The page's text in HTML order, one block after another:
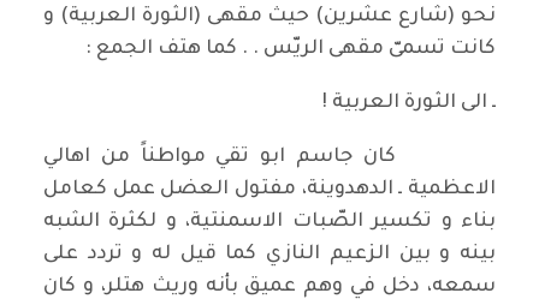
نحو (شارع عشرين) حيث مقهى (الثورة العربية) و
كانت تسمىّ مقهى الريّس . . كما هتف الجمع :
ـ الى الثورة العربية !
كان جاسم ابو تقي مواطناً من اهالي
الاعظمية ـ الدهدوينة، مفتول العضل عمل كعامل
بناء و تكسير الصّبات الاسمنتية، و لكثرة الشبه
بينه و بين الزعيم النازي كما قيل له و تردد على
سمعه، دخل في وهم عميق بأنه وريث هتلر، و كان